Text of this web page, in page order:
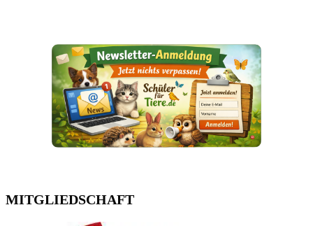
MITGLIEDSCHAFT